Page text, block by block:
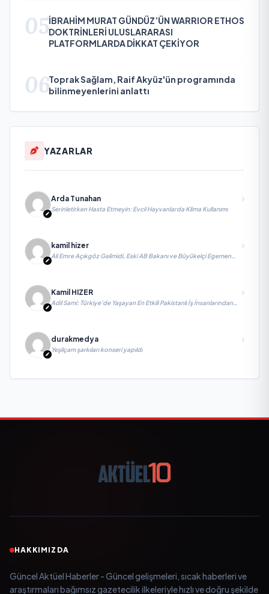
05İBRAHİM MURAT GÜNDÜZ’ÜN WARRIOR ETHOS
DOKTRİNLERİ ULUSLARARASI
PLATFORMLARDA DİKKAT ÇEKİYOR
06Toprak Sağlam, Raif Akyüz'ün programında
bilinmeyenlerini anlattı
YAZARLAR
Arda Tunahan
Serinletirken Hasta Etmeyin: Evcil Hayvanlarda Klima Kullanımı
kamil hizer
Ali Emre Açıkgöz Galimidi, Eski AB Bakanı ve Büyükelçi Egemen
Kamil HIZER
Adil Sami: Türkiye’de Yaşayan En Etkili Pakistanlı İş İnsanlarından
durakmedya
Yeşilçam şarkıları konseri yapıldı
HAKKIMIZDA
Güncel Aktüel Haberler - Güncel gelişmeleri, sıcak haberleri ve
araştırmaları bağımsız gazetecilik ilkeleriyle hızlı ve doğru şekilde